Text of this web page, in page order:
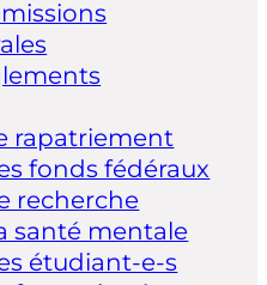
rapatriement
fonds fédéraux
recherche
santé mentale
étudiant-e-s